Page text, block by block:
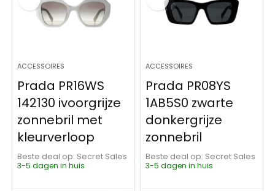
ACCESSOIRES
Prada PR16WS
142130 ivoorgrijze
zonnebril met
kleurverloop
Beste deal op:
Secret Sales
3-5 dagen in huis
ACCESSOIRES
Prada PR08YS
1AB5S0 zwarte
donkergrijze
zonnebril
Beste deal op:
Secret Sales
3-5 dagen in huis